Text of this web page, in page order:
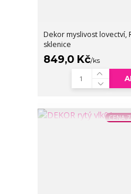
Dekor myslivost lovectví,
sklenice
849,0 Kč/ks
CENA